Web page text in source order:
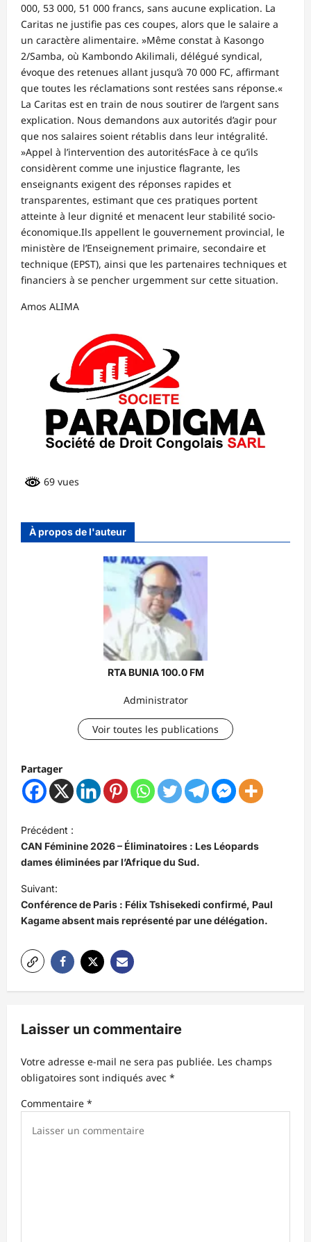
000, 53 000, 51 000 francs, sans aucune explication. La
Caritas ne justifie pas ces coupes, alors que le salaire a
un caractère alimentaire. »Même constat à Kasongo
2/Samba, où Kambondo Akilimali, délégué syndical,
évoque des retenues allant jusqu’à 70 000 FC, affirmant
que toutes les réclamations sont restées sans réponse.«
La Caritas est en train de nous soutirer de l’argent sans
explication. Nous demandons aux autorités d’agir pour
que nos salaires soient rétablis dans leur intégralité.
»Appel à l’intervention des autoritésFace à ce qu’ils
considèrent comme une injustice flagrante, les
enseignants exigent des réponses rapides et
transparentes, estimant que ces pratiques portent
atteinte à leur dignité et menacent leur stabilité socio-
économique.Ils appellent le gouvernement provincial, le
ministère de l’Enseignement primaire, secondaire et
technique (EPST), ainsi que les partenaires techniques et
financiers à se pencher urgemment sur cette situation.
Amos ALIMA
69 vues
À propos de l'auteur
RTA BUNIA 100.0 FM
Administrator
Voir toutes les publications
Partager
N
a
v
i
g
a
t
i
o
d
’
a
r
Précédent :
CAN Féminine 2026 – Éliminatoires : Les Léopards
dames éliminées par l’Afrique du Sud.
Suivant:
Conférence de Paris : Félix Tshisekedi confirmé, Paul
Kagame absent mais représenté par une délégation.
Laisser un commentaire
Votre adresse e-mail ne sera pas publiée. Les champs
obligatoires sont indiqués avec *
Commentaire *